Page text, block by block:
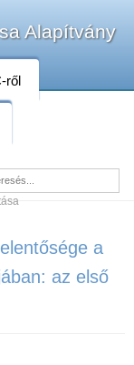
Alapítvány
ről
tuberosa
a
az első